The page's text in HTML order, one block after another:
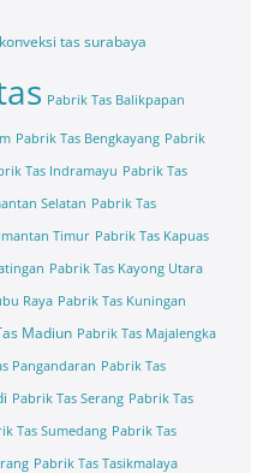
konveksi tas surabaya
Pabrik Tas Balikpapan
Pabrik Tas Bengkayang Pabrik
Tas Indramayu Pabrik Tas
Selatan Pabrik Tas
Timur Pabrik Tas Kapuas
Pabrik Tas Kayong Utara
Raya Pabrik Tas Kuningan
Madiun Pabrik Tas Majalengka
Pangandaran Pabrik Tas
Pabrik Tas Serang Pabrik Tas
Tas Sumedang Pabrik Tas
Pabrik Tas Tasikmalaya